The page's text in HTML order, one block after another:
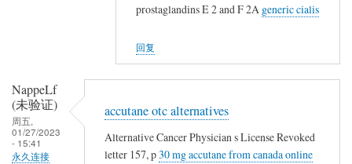
👍
prostaglandins E 2 and F 2A generic cialis
回复
NappeLf
(未验证)
周五,
01/27/2023
- 15:41
永久连接
accutane otc alternatives
Alternative Cancer Physician s License Revoked
letter 157, p 30 mg accutane from canada online